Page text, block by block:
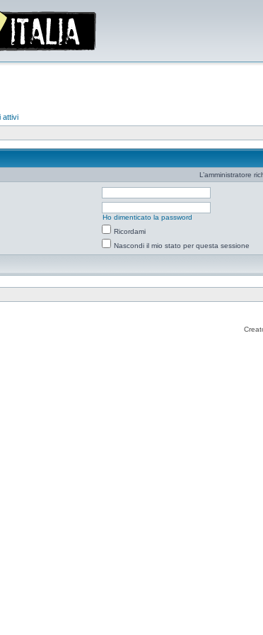
attivi
L’amministratore
Ho dimenticato la password
Ricordami
Nascondi il mio stato per questa sessione